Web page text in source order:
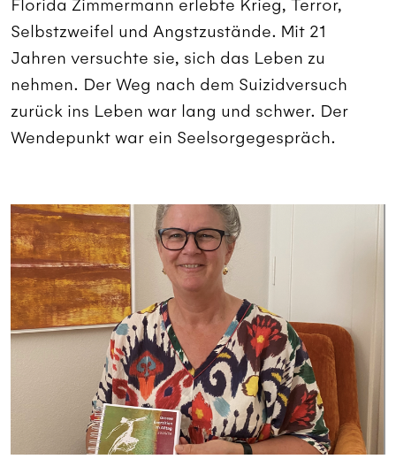
Florida Zimmermann erlebte Krieg, Terror,
Selbstzweifel und Angstzustände. Mit 21
Jahren versuchte sie, sich das Leben zu
nehmen. Der Weg nach dem Suizidversuch
zurück ins Leben war lang und schwer. Der
Wendepunkt war ein Seelsorgegespräch.